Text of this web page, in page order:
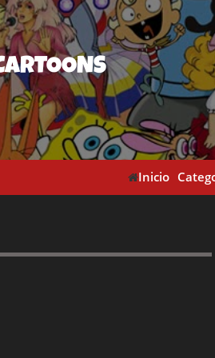
Inicio